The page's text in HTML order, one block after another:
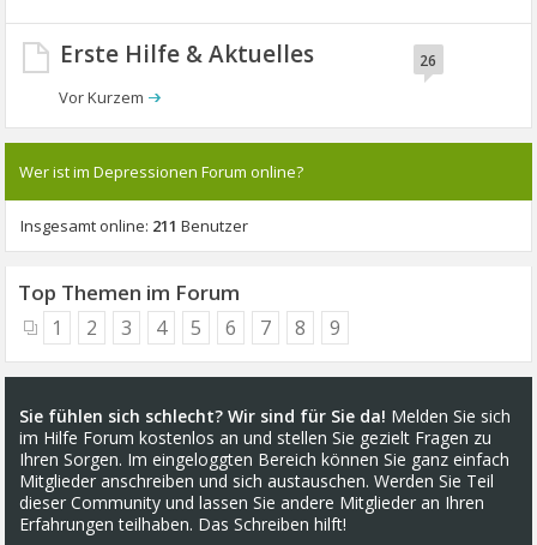
Erste Hilfe & Aktuelles 26
Wer ist im Depressionen Forum online?
Insgesamt online: 211 Benutzer
1 2 3 4 5 6 7 8 9
Sie fühlen sich schlecht? Wir sind für Sie da! Melden Sie sich
im Hilfe Forum kostenlos an und stellen Sie gezielt Fragen zu
Ihren Sorgen. Im eingeloggten Bereich können Sie ganz einfach
Mitglieder anschreiben und sich austauschen. Werden Sie Teil
dieser Community und lassen Sie andere Mitglieder an Ihren
Erfahrungen teilhaben. Das Schreiben hilft!